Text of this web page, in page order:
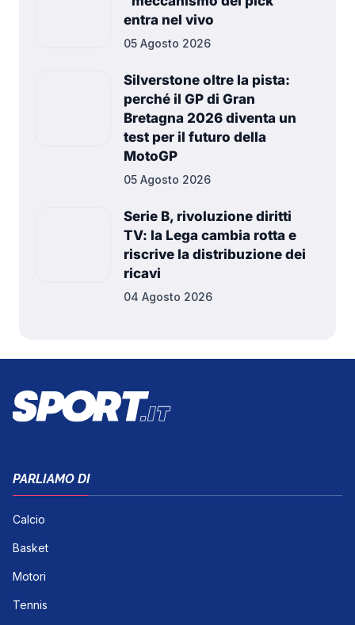
“meccanismo dei pick”
entra nel vivo
05 Agosto 2026
Silverstone oltre la pista:
perché il GP di Gran
Bretagna 2026 diventa un
test per il futuro della
MotoGP
05 Agosto 2026
Serie B, rivoluzione diritti
TV: la Lega cambia rotta e
riscrive la distribuzione dei
ricavi
04 Agosto 2026
PARLIAMO DI
Calcio
Basket
Motori
Tennis